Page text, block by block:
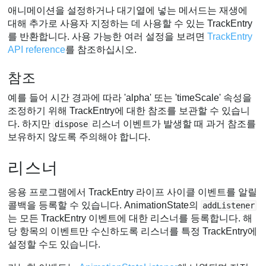
애니메이션을 설정하거나 대기열에 넣는 메서드는 재생에
대해 추가로 사용자 지정하는 데 사용할 수 있는 TrackEntry
를 반환합니다. 사용 가능한 여러 설정을 보려면TrackEntry
API reference를 참조하십시오.
참조
예를 들어 시간 경과에 따라 'alpha' 또는 'timeScale' 속성을
조정하기 위해 TrackEntry에 대한 참조를 보관할 수 있습니
다. 하지만 dispose 리스너 이벤트가 발생할 때 과거 참조를
보유하지 않도록 주의해야 합니다.
리스너
응용 프로그램에서 TrackEntry 라이프 사이클 이벤트를 알릴
콜백을 등록할 수 있습니다. AnimationState의
addListener
는 모든 TrackEntry 이벤트에 대한 리스너를 등록합니다. 해
당 항목의 이벤트만 수신하도록 리스너를 특정 TrackEntry에
설정할 수도 있습니다.